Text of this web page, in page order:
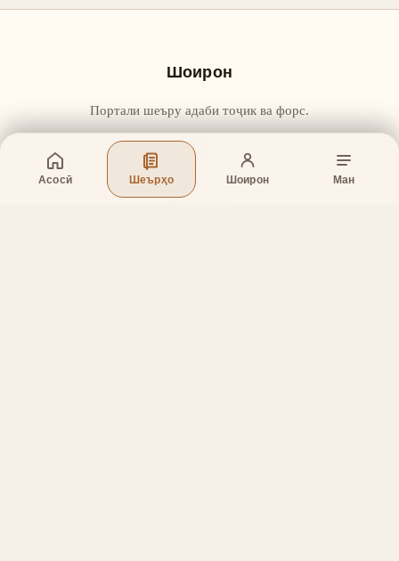
Асосӣ Шеърҳо Шоирон Ман
Шоирон
Портали шеъру адаби тоҷик ва форс.